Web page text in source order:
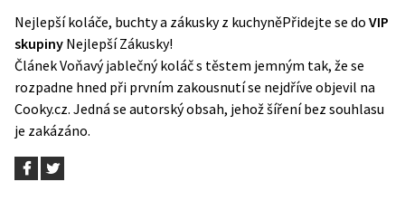
Nejlepší koláče, buchty a zákusky z kuchyněPřidejte se do VIP
skupiny Nejlepší Zákusky!
ČlánekVoňavý jablečný koláč s těstem jemným tak, že se
rozpadne hned při prvním zakousnutíse nejdříve objevil na
Cooky.cz. Jedná se autorský obsah, jehož šíření bez souhlasu
je zakázáno.